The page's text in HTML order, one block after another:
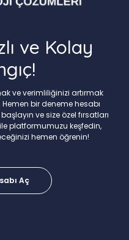
ve Kolay
ve verimliliğinizi artırmak
bir deneme hesabı
ve size özel fırsatları
platformumuzu keşfedin,
hemen öğrenin!
Aç